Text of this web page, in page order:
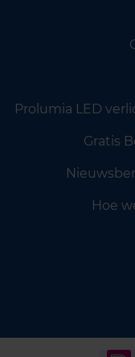
Prolumia LED
Gratis
Hoe